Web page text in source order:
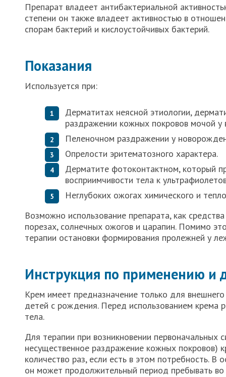
Препарат владеет антибактериальной
степени он также владеет активностью в
спорам бактерий и кислоустойчивых бактерий.
Показания
Используется при:
Дерматитах неясной этиологии,
раздражении кожных покровов мочой у
Пеленочном раздражении у
Опрелости эритематозного характера.
Дерматите фотоконтактном, который
восприимчивости тела к
Неглубоких ожогах химического и
Возможно использование препарата, как
порезах, солнечных ожогов и царапин. Помимо
терапии остановки формирования пролежней у
Инструкция по применению и
Крем имеет предназначение только для
детей с рождения. Перед использованием крема
тела.
Для терапии при возникновении
несущественное раздражение кожных покровов)
количество раз, если есть в этом потребность. В
он может продолжительный период пребывать во